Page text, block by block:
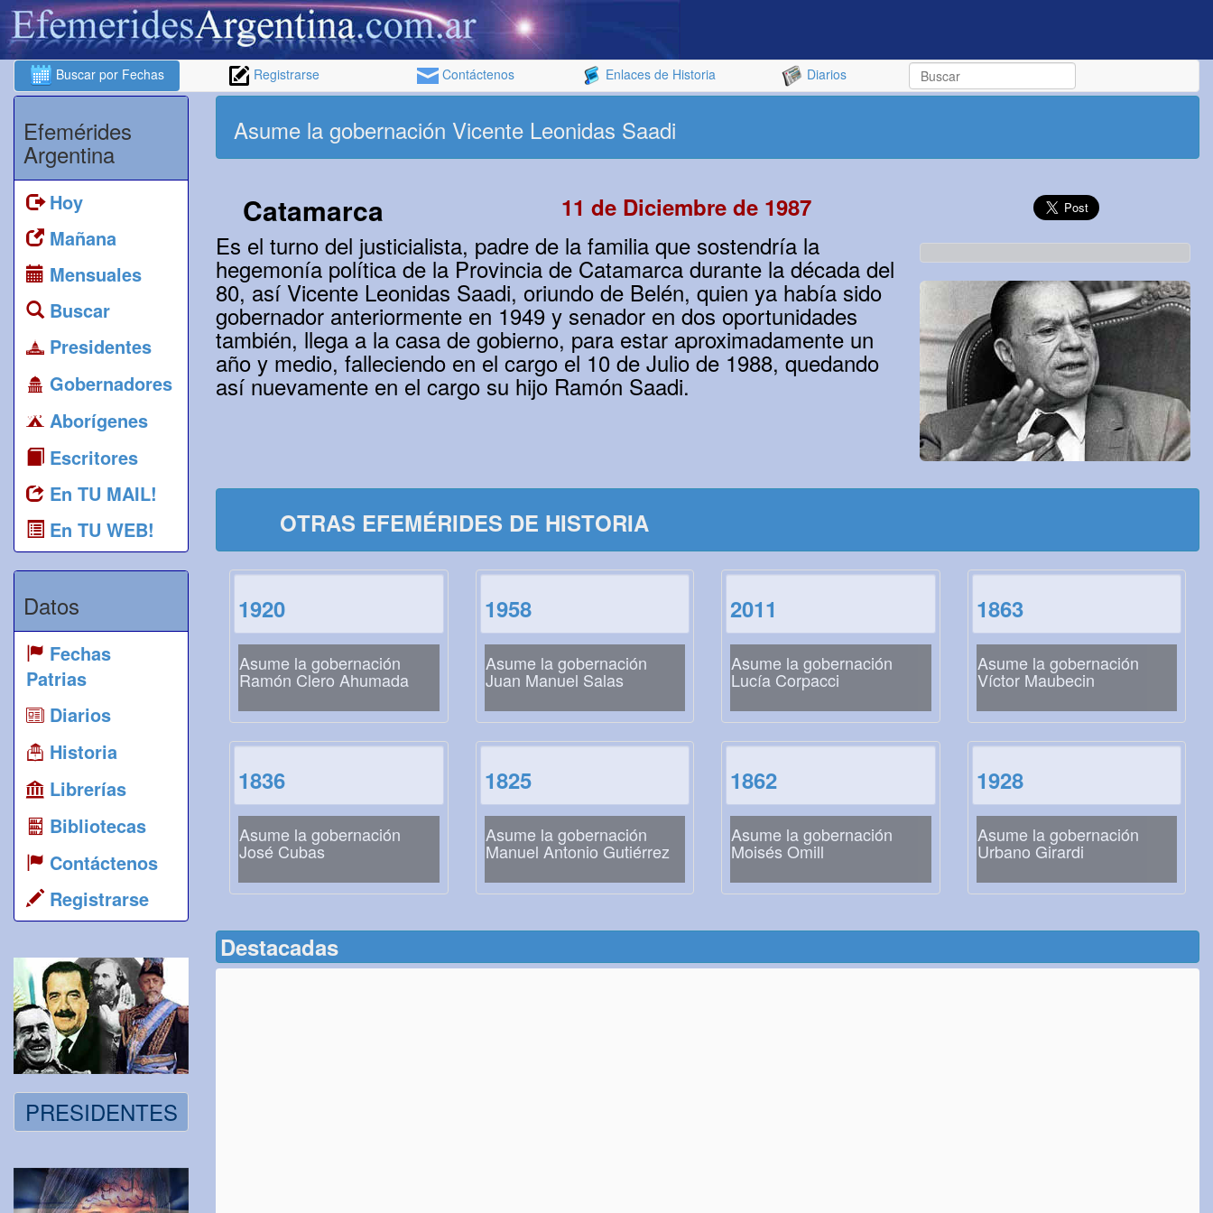
Buscar por Fechas Registrarse Contáctenos Enlaces de Historia Diarios
Efemérides
Argentina
Hoy
Mañana
Mensuales
Buscar
Presidentes
Gobernadores
Aborígenes
Escritores
En TU MAIL!
En TU WEB!
Datos
Fechas
Patrias
Diarios
Historia
Librerías
Bibliotecas
Contáctenos
Registrarse
PRESIDENTES
Asume la gobernación Vicente Leonidas Saadi
Catamarca 11 de Diciembre de 1987
Es el turno del justicialista, padre de la familia que sostendría la
hegemonía política de la Provincia de Catamarca durante la década del
80, así Vicente Leonidas Saadi, oriundo de Belén, quien ya había sido
gobernador anteriormente en 1949 y senador en dos oportunidades
también, llega a la casa de gobierno, para estar aproximadamente un
año y medio, falleciendo en el cargo el 10 de Julio de 1988, quedando
así nuevamente en el cargo su hijo Ramón Saadi.
OTRAS EFEMÉRIDES DE HISTORIA
1920
Asume la gobernación
Ramón Clero Ahumada
1958
Asume la gobernación
Juan Manuel Salas
2011
Asume la gobernación
Lucía Corpacci
1863
Asume la gobernación
Víctor Maubecin
1836
Asume la gobernación
José Cubas
1825
Asume la gobernación
Manuel Antonio Gutiérrez
1862
Asume la gobernación
Moisés Omill
1928
Asume la gobernación
Urbano Girardi
Destacadas